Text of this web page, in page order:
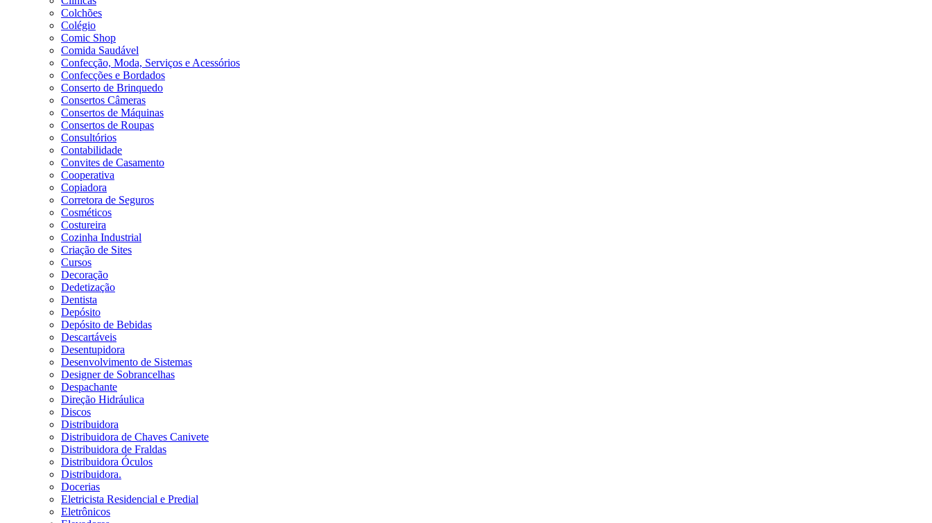
Colchões
Colégio
Comic Shop
Comida Saudável
Confecção, Moda, Serviços e Acessórios
Confecções e Bordados
Conserto de Brinquedo
Consertos Câmeras
Consertos de Máquinas
Consertos de Roupas
Consultórios
Contabilidade
Convites de Casamento
Cooperativa
Copiadora
Corretora de Seguros
Cosméticos
Costureira
Cozinha Industrial
Criação de Sites
Cursos
Decoração
Dedetização
Dentista
Depósito
Depósito de Bebidas
Descartáveis
Desentupidora
Desenvolvimento de Sistemas
Designer de Sobrancelhas
Despachante
Direção Hidráulica
Discos
Distribuidora
Distribuidora de Chaves Canivete
Distribuidora de Fraldas
Distribuidora Óculos
Distribuidora.
Docerias
Eletricista Residencial e Predial
Eletrônicos